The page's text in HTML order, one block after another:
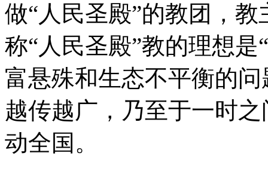
做“人民圣殿”的教团，教
称“人民圣殿”教的理想
富悬殊和生态不平衡的
越传越广，乃至于一时
动全国。